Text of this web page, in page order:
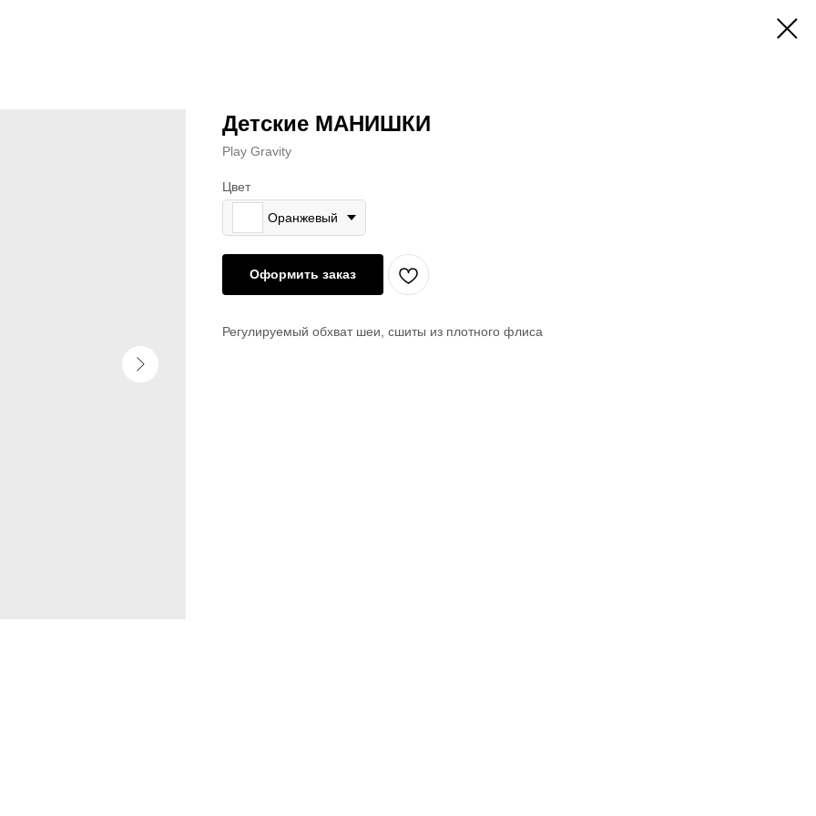
Детские МАНИШКИ
Play Gravity
Цвет
Оранжевый
Оформить заказ
Регулируемый обхват шеи, сшиты из плотного флиса